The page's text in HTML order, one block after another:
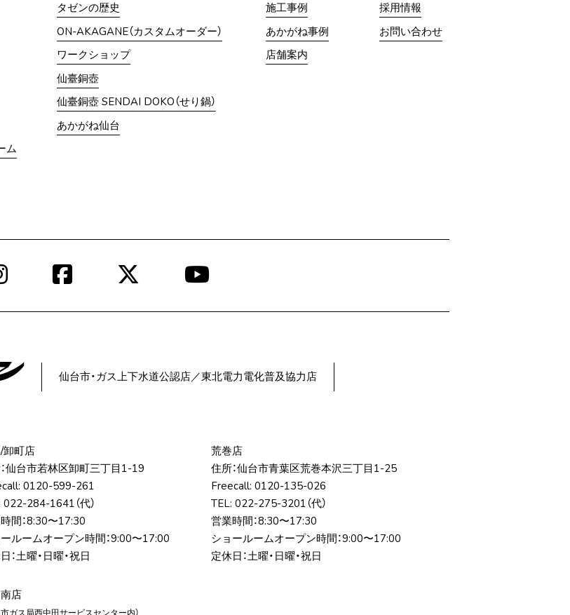
ム
タゼンの歴史
ON-AKAGANE（カスタムオーダー）
ワークショップ
仙臺銅壺
仙臺銅壺 SENDAI DOKO（せり鍋）
あかがね仙台
施工事例
あかがね事例
店舗案内
採用情報
お問い合わせ
InstagramFacebook
仙台市・ガス上下水道公認店／東北電力電化普及協力店
卸町店
仙台市若林区卸町三丁⽬1-19
0120-599-261
022-284-1641 （代）
間：8:30〜17:30
ルームオープン時間：9:00〜17:00
：土曜・日曜・祝日
荒巻店
住所：仙台市⻘葉区荒巻本沢三丁⽬1-25
Freecall: 0120-135-026
TEL: 022-275-3201 （代）
営業時間：8:30〜17:30
ショールームオープン時間：9:00〜17:00
定休日：土曜・日曜・祝日
店
市ガス局⻄中⽥サービスセンター内）